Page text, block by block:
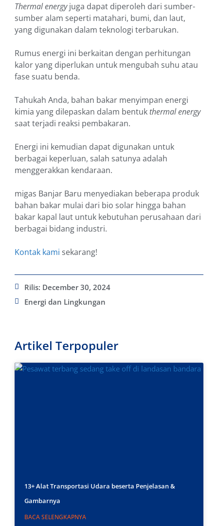
Thermal energyjuga dapat diperoleh dari sumber-
sumber alam seperti matahari, bumi, dan laut,
yang digunakan dalam teknologi terbarukan.
Rumus energi ini berkaitan dengan perhitungan
kalor yang diperlukan untuk mengubah suhu atau
fase suatu benda.
Tahukah Anda, bahan bakar menyimpan energi
kimia yang dilepaskan dalam bentuk thermal energy
saat terjadi reaksi pembakaran.
Energi ini kemudian dapat digunakan untuk
berbagai keperluan, salah satunya adalah
menggerakkan kendaraan.
migas Banjar Baru menyediakan beberapa produk
bahan bakar mulai dari bio solar hingga bahan
bakar kapal laut untuk kebutuhan perusahaan dari
berbagai bidang industri.
Kontak kami sekarang!
Rilis: December 30, 2024
Energi dan Lingkungan
Artikel Terpopuler
13+ Alat Transportasi Udara beserta Penjelasan &
Gambarnya
BACA SELENGKAPNYA